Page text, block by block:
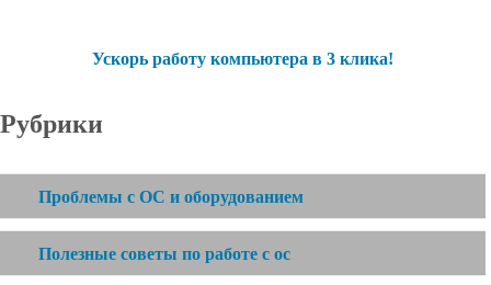
Ускорь работу компьютера в 3 клика!
Рубрики
Проблемы с ОС и оборудованием
Полезные советы по работе с ос